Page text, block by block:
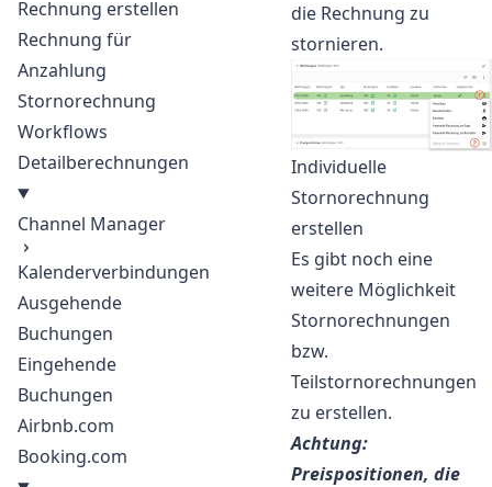
Rechnung erstellen
Rechnung für
Anzahlung
Stornorechnung
Workflows
Detailberechnungen
Channel Manager
Kalenderverbindungen
Ausgehende
Buchungen
Eingehende
Buchungen
Airbnb.com
Booking.com
die Rechnung zu
stornieren.
Individuelle
Stornorechnung
erstellen
Es gibt noch eine
weitere Möglichkeit
Stornorechnungen
bzw.
Teilstornorechnungen
zu erstellen.
Achtung:
Preispositionen, die